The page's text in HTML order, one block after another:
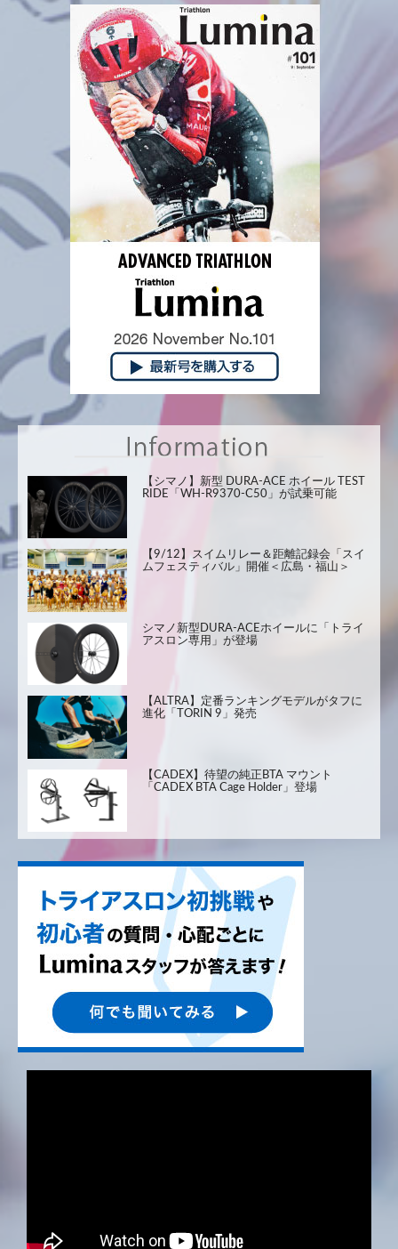
【シマノ】新型 DURA-ACE ホイール TEST
RIDE「WH-R9370-C50」が試乗可能
【9/12】スイムリレー＆距離記録会「スイ
ムフェスティバル」開催＜広島・福山＞
シマノ新型DURA-ACEホイールに「トライ
アスロン専用」が登場
【ALTRA】定番ランキングモデルがタフに
進化「TORIN 9」発売
【CADEX】待望の純正BTA マウント
「CADEX BTA Cage Holder」登場